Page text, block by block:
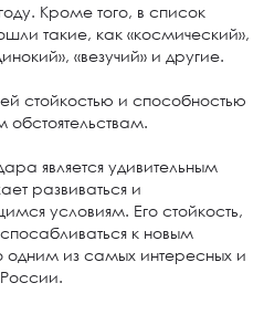
Кроме того, в список
такие, как «космический»,
«везучий» и другие.
стойкостью и способностью
обстоятельствам.
является удивительным
развиваться и
условиям. Его стойкость,
к новым
одним из самых интересных и